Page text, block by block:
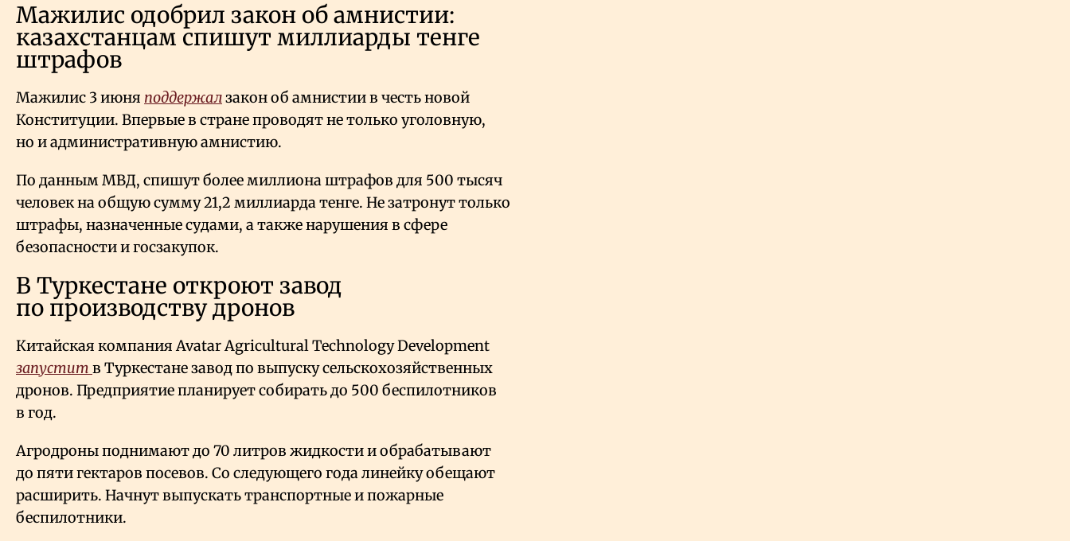
Мажилис одобрил закон об амнистии:
казахстанцам спишут миллиарды тенге
штрафов
Мажилис 3 июня поддержалзакон об амнистии в честь новой
Конституции. Впервые в стране проводят не только уголовную,
но и административную амнистию.
По данным МВД, спишут более миллиона штрафов для 500 тысяч
человек на общую сумму 21,2 миллиарда тенге. Не затронут только
штрафы, назначенные судами, а также нарушения в сфере
безопасности и госзакупок.
В Туркестане откроют завод
по производству дронов
Китайская компания Avatar Agricultural Technology Development
запустит в Туркестане завод по выпуску сельскохозяйственных
дронов. Предприятие планирует собирать до 500 беспилотников
в год.
Агродроны поднимают до 70 литров жидкости и обрабатывают
до пяти гектаров посевов. Со следующего года линейку обещают
расширить. Начнут выпускать транспортные и пожарные
беспилотники.